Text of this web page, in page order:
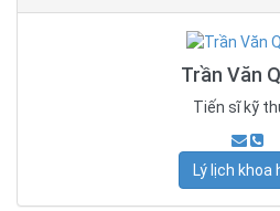
Trần Văn
Tiến sĩ kỹ
Lý lịch khoa